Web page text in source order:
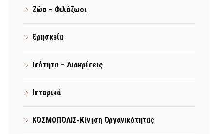
Ζώα – Φιλόζωοι
Θρησκεία
Ισότητα – Διακρίσεις
Ιστορικά
ΚΟΣΜΟΠΟΛΙΣ-Κίνηση Οργανικότητας